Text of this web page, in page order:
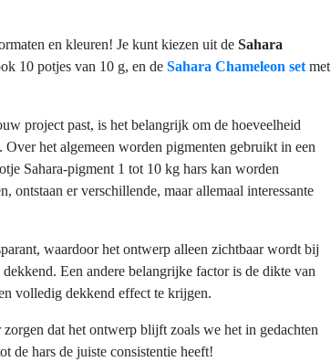
en kleuren! Je kunt kiezen uit de Sahara
10 potjes van 10 g, en de Sahara Chameleon set met
project past, is het belangrijk om de hoeveelheid
het algemeen worden pigmenten gebruikt in een
Sahara-pigment 1 tot 10 kg hars kan worden
ontstaan er verschillende, maar allemaal interessante
waardoor het ontwerp alleen zichtbaar wordt bij
Een andere belangrijke factor is de dikte van
volledig dekkend effect te krijgen.
dat het ontwerp blijft zoals we het in gedachten
de hars de juiste consistentie heeft!